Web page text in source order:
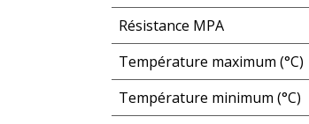
Résistance MPA
Température maximum (°C)
Température minimum (°C)